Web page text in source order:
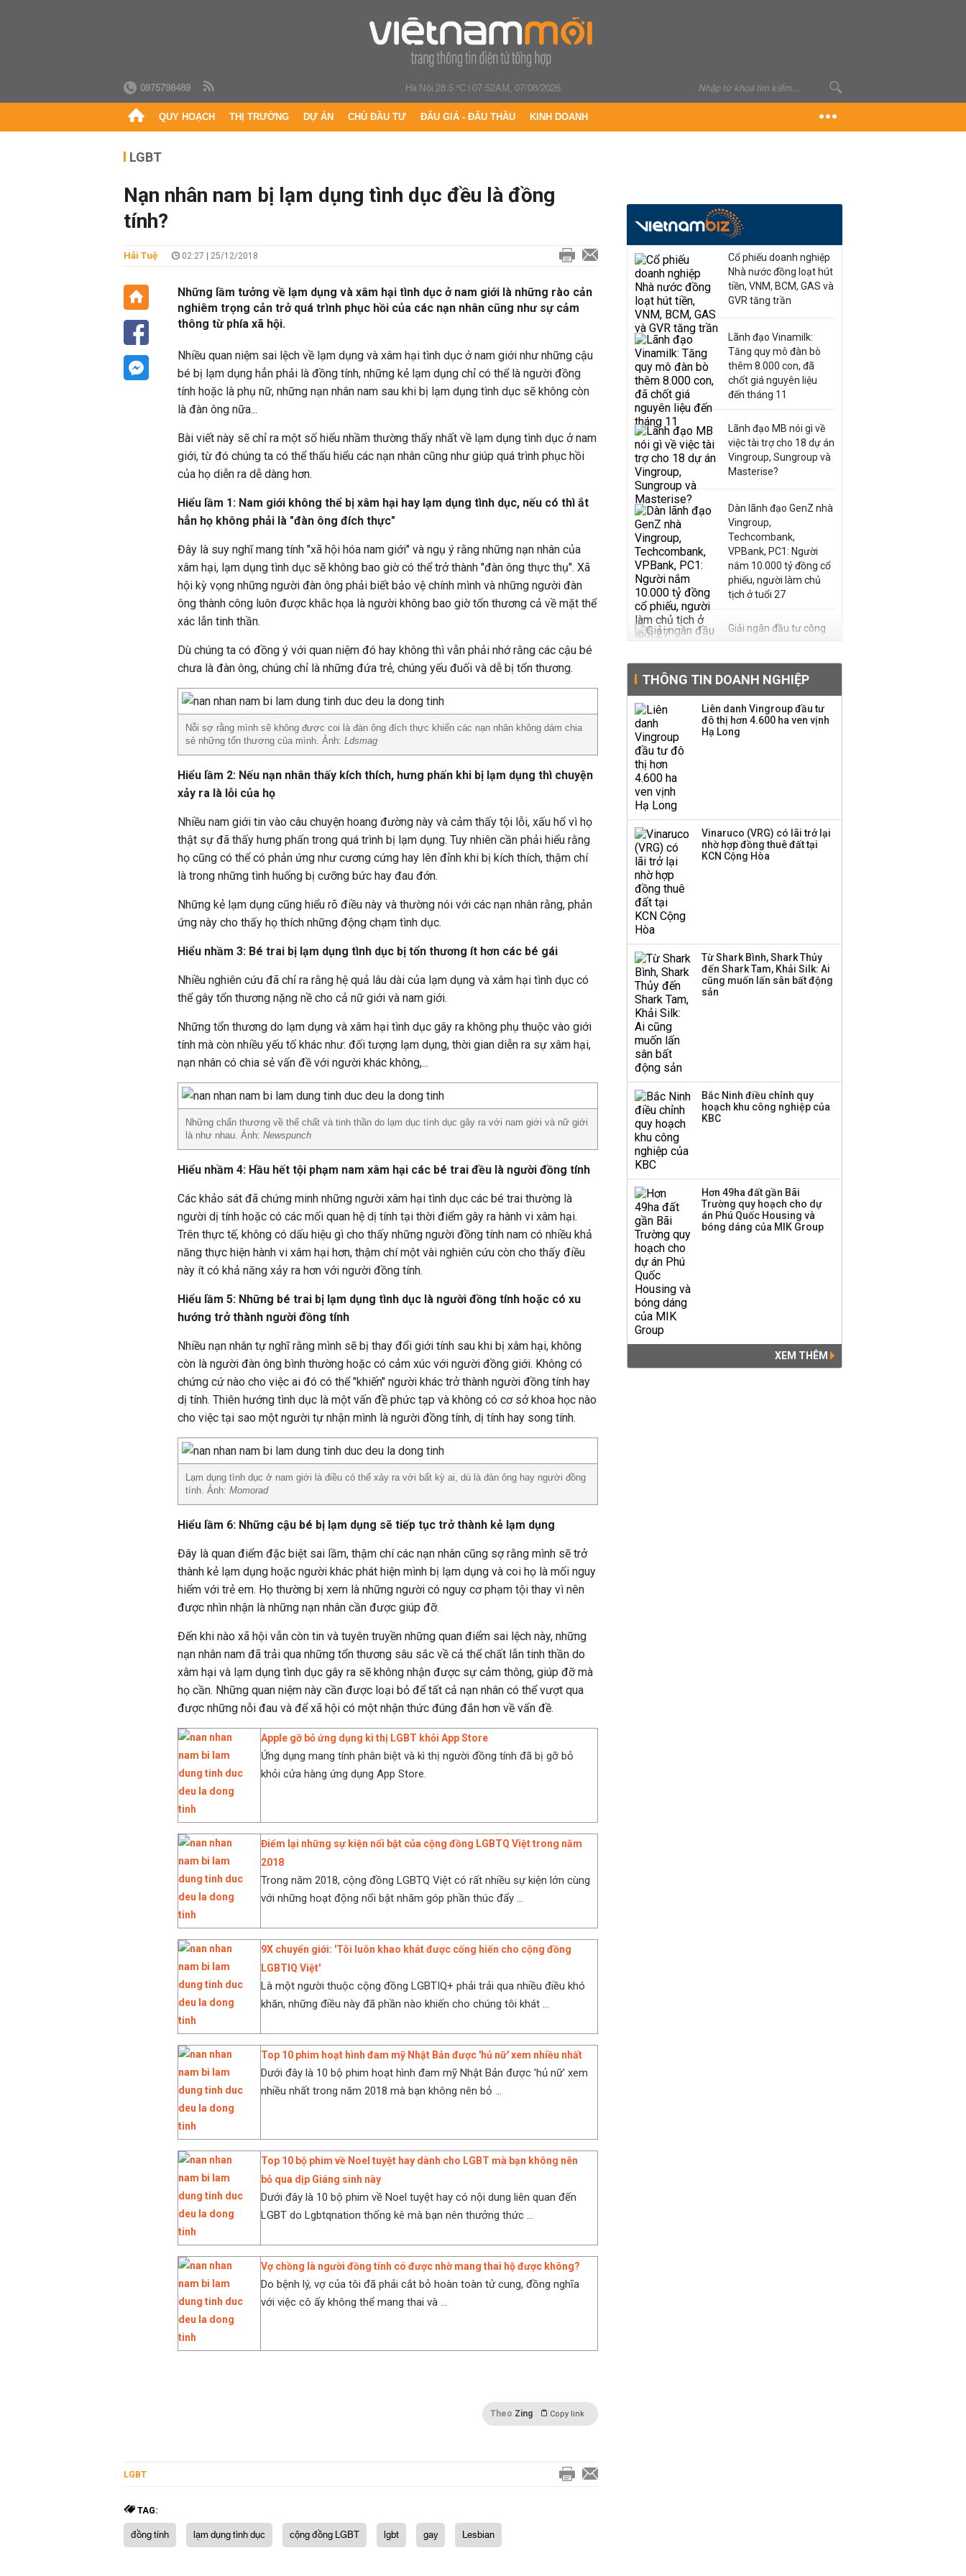
0975798489 Hà Nội 28.5 °C|07:52AM, 07/08/2026
QUY HOẠCH THỊ TRƯỜNG DỰ ÁN CHỦ ĐẦU TƯ ĐẤU GIÁ - ĐẤU THẦU KINH DOANH
LGBT
Nạn nhân nam bị lạm dụng tình dục đều là đồng
tính?
Hải Tuệ 02:27 | 25/12/2018
Những lầm tưởng về lạm dụng và xâm hại tình dục ở nam giới là những rào cản
nghiêm trọng cản trở quá trình phục hồi của các nạn nhân cũng như sự cảm
thông từ phía xã hội.
Nhiều quan niệm sai lệch về lạm dụng và xâm hại tình dục ở nam giới như những cậu
bé bị lạm dụng hẳn phải là đồng tính, những kẻ lạm dụng chỉ có thể là người đồng
tính hoặc là phụ nữ, những nạn nhân nam sau khi bị lạm dụng tình dục sẽ không còn
là đàn ông nữa...
Bài viết này sẽ chỉ ra một số hiểu nhầm thường thấy nhất về lạm dụng tình dục ở nam
giới, từ đó chúng ta có thể thấu hiểu các nạn nhân cũng như giúp quá trình phục hồi
của họ diễn ra dễ dàng hơn.
Hiểu lầm 1: Nam giới không thể bị xâm hại hay lạm dụng tình dục, nếu có thì ắt
hẳn họ không phải là "đàn ông đích thực"
Đây là suy nghĩ mang tính "xã hội hóa nam giới" và ngụ ý rằng những nạn nhân của
xâm hại, lạm dụng tình dục sẽ không bao giờ có thể trở thành "đàn ông thực thụ". Xã
hội kỳ vọng những người đàn ông phải biết bảo vệ chính mình và những người đàn
ông thành công luôn được khắc họa là người không bao giờ tổn thương cả về mặt thể
xác lẫn tinh thần.
Dù chúng ta có đồng ý với quan niệm đó hay không thì vẫn phải nhớ rằng các cậu bé
chưa là đàn ông, chúng chỉ là những đứa trẻ, chúng yếu đuối và dễ bị tổn thương.
Nỗi sợ rằng mình sẽ không được coi là đàn ông đích thực khiến các nạn nhân không dám chia
sẻ những tổn thương của mình. Ảnh: Ldsmag
Hiểu lầm 2: Nếu nạn nhân thấy kích thích, hưng phấn khi bị lạm dụng thì chuyện
xảy ra là lỗi của họ
Nhiều nam giới tin vào câu chuyện hoang đường này và cảm thấy tội lỗi, xấu hổ vì họ
thật sự đã thấy hưng phấn trong quá trình bị lạm dụng. Tuy nhiên cần phải hiểu rằng
họ cũng có thể có phản ứng như cương cứng hay lên đỉnh khi bị kích thích, thậm chí
là trong những tình huống bị cưỡng bức hay đau đớn.
Những kẻ lạm dụng cũng hiểu rõ điều này và thường nói với các nạn nhân rằng, phản
ứng này cho thấy họ thích những động chạm tình dục.
Hiểu nhầm 3: Bé trai bị lạm dụng tình dục bị tổn thương ít hơn các bé gái
Nhiều nghiên cứu đã chỉ ra rằng hệ quả lâu dài của lạm dụng và xâm hại tình dục có
thể gây tổn thương nặng nề cho cả nữ giới và nam giới.
Những tổn thương do lạm dụng và xâm hại tình dục gây ra không phụ thuộc vào giới
tính mà còn nhiều yếu tố khác như: đối tượng lạm dụng, thời gian diễn ra sự xâm hại,
nạn nhân có chia sẻ vấn đề với người khác không,...
Những chấn thương về thể chất và tinh thần do lạm dục tình dục gây ra với nam giới và nữ giới
là như nhau. Ảnh: Newspunch
Hiểu nhầm 4: Hầu hết tội phạm nam xâm hại các bé trai đều là người đồng tính
Các khảo sát đã chứng minh những người xâm hại tình dục các bé trai thường là
người dị tính hoặc có các mối quan hệ dị tính tại thời điểm gây ra hành vi xâm hại.
Trên thực tế, không có dấu hiệu gì cho thấy những người đồng tính nam có nhiều khả
năng thực hiện hành vi xâm hại hơn, thậm chí một vài nghiên cứu còn cho thấy điều
này ít có khả năng xảy ra hơn với người đồng tính.
Hiểu lầm 5: Những bé trai bị lạm dụng tình dục là người đồng tính hoặc có xu
hướng trở thành người đồng tính
Nhiều nạn nhân tự nghĩ rằng mình sẽ bị thay đổi giới tính sau khi bị xâm hại, không
còn là người đàn ông bình thường hoặc có cảm xúc với người đồng giới. Không có
chứng cứ nào cho việc ai đó có thể "khiến" người khác trở thành người đồng tính hay
dị tính. Thiên hướng tình dục là một vấn đề phức tạp và không có cơ sở khoa học nào
cho việc tại sao một người tự nhận mình là người đồng tính, dị tính hay song tính.
Lạm dụng tình dục ở nam giới là điều có thể xảy ra với bất kỳ ai, dù là đàn ông hay người đồng
tính. Ảnh: Momorad
Hiểu lầm 6: Những cậu bé bị lạm dụng sẽ tiếp tục trở thành kẻ lạm dụng
Đây là quan điểm đặc biệt sai lầm, thậm chí các nạn nhân cũng sợ rằng mình sẽ trở
thành kẻ lạm dụng hoặc người khác phát hiện mình bị lạm dụng và coi họ là mối nguy
hiểm với trẻ em. Họ thường bị xem là những người có nguy cơ phạm tội thay vì nên
được nhìn nhận là những nạn nhân cần được giúp đỡ.
Đến khi nào xã hội vẫn còn tin và tuyên truyền những quan điểm sai lệch này, những
nạn nhân nam đã trải qua những tổn thương sâu sắc về cả thể chất lẫn tinh thần do
xâm hại và lạm dụng tình dục gây ra sẽ không nhận được sự cảm thông, giúp đỡ mà
họ cần. Những quan niệm này cần được loại bỏ để tất cả nạn nhân có thể vượt qua
được những nỗi đau và để xã hội có một nhận thức đúng đắn hơn về vấn đề.
Apple gỡ bỏ ứng dụng kì thị LGBT khỏi App Store
Ứng dụng mang tính phân biệt và kì thị người đồng tính đã bị gỡ bỏ
khỏi cửa hàng ứng dụng App Store.
Điểm lại những sự kiện nổi bật của cộng đồng LGBTQ Việt trong năm
2018
Trong năm 2018, cộng đồng LGBTQ Việt có rất nhiều sự kiện lớn cùng
với những hoạt động nổi bật nhăm góp phần thúc đẩy ...
9X chuyển giới: 'Tôi luôn khao khát được cống hiến cho cộng đồng
LGBTIQ Việt'
Là một người thuộc cộng đồng LGBTIQ+ phải trải qua nhiều điều khó
khăn, những điều này đã phần nào khiến cho chúng tôi khát ...
Top 10 phim hoạt hình đam mỹ Nhật Bản được 'hủ nữ' xem nhiều nhất
Dưới đây là 10 bộ phim hoạt hình đam mỹ Nhật Bản được 'hủ nữ' xem
nhiều nhất trong năm 2018 mà bạn không nên bỏ ...
Top 10 bộ phim về Noel tuyệt hay dành cho LGBT mà bạn không nên
bỏ qua dịp Giáng sinh này
Dưới đây là 10 bộ phim về Noel tuyệt hay có nội dung liên quan đến
LGBT do Lgbtqnation thống kê mà bạn nên thưởng thức ...
Vợ chồng là người đồng tính có được nhờ mang thai hộ được không?
Do bệnh lý, vợ của tôi đã phải cắt bỏ hoàn toàn tử cung, đồng nghĩa
với việc cô ấy không thể mang thai và ...
Theo Zing Copy link
LGBT
TAG:
đồng tính lạm dụng tình dục cộng đồng LGBT lgbt gay Lesbian
Cổ phiếu doanh nghiệp
Nhà nước đồng loạt hút
tiền, VNM, BCM, GAS và
GVR tăng trần
Lãnh đạo Vinamilk:
Tăng quy mô đàn bò
thêm 8.000 con, đã
chốt giá nguyên liệu
đến tháng 11
Lãnh đạo MB nói gì về
việc tài trợ cho 18 dự án
Vingroup, Sungroup và
Masterise?
Dàn lãnh đạo GenZ nhà
Vingroup,
Techcombank,
VPBank, PC1: Người
nắm 10.000 tỷ đồng cổ
phiếu, người làm chủ
tịch ở tuổi 27
Giải ngân đầu tư công
quý III: Khi các siêu dự
Việt Nam muốn phát
triển quỹ hưu trí: Từ tiết
kiệm gia đình thành
chốt ngày IPO gần 19
triệu cp với giá gấp hơn
4 lần cổ phiếu HAG
Thành viên HĐQT
VPBankS xin từ nhiệm
THÔNG TIN DOANH NGHIỆP
Liên danh Vingroup đầu tư
đô thị hơn 4.600 ha ven vịnh
Hạ Long
Vinaruco (VRG) có lãi trở lại
nhờ hợp đồng thuê đất tại
KCN Cộng Hòa
Từ Shark Bình, Shark Thủy
đến Shark Tam, Khải Silk: Ai
cũng muốn lấn sân bất động
sản
Bắc Ninh điều chỉnh quy
hoạch khu công nghiệp của
KBC
Hơn 49ha đất gần Bãi
Trường quy hoạch cho dự
án Phú Quốc Housing và
bóng dáng của MIK Group
XEM THÊM